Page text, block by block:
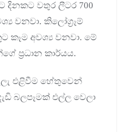
දිනකට වතුර ලීටර 700
වනවා. කිලෝග්‍රෑම්
කෑම අවශ්‍ය වනවා. මේ
ප්‍රධාන කාර්යය.
එළිවීම හේතුවෙන්
බලපෑමක් එල්ල වෙලා